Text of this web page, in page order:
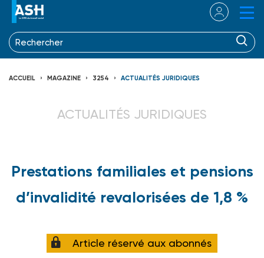
ACCUEIL MAGAZINE 3254 ACTUALITÉS JURIDIQUES
ACTUALITÉS JURIDIQUES
Prestations familiales et pensions
d’invalidité revalorisées de 1,8 %
Article réservé aux abonnés